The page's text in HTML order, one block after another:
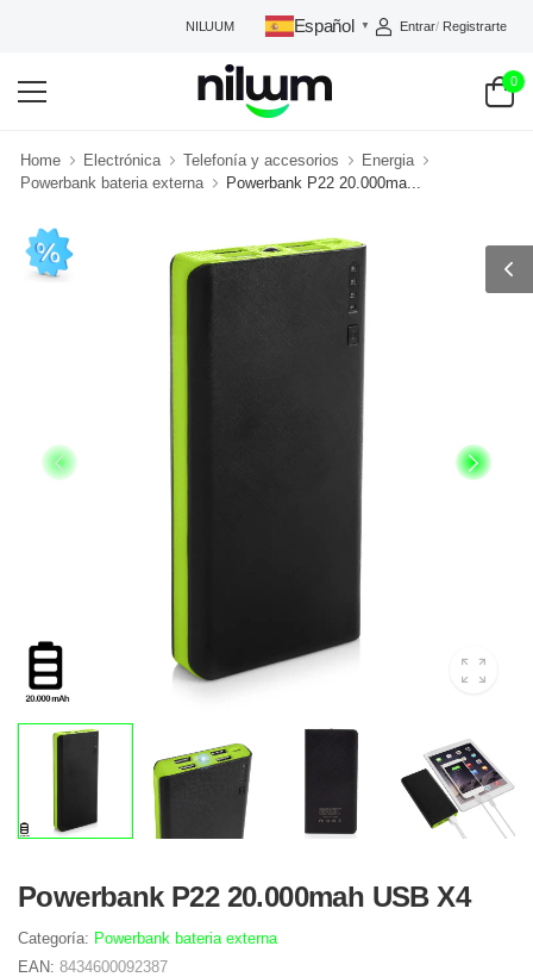
NILUUM: TU TIENDA DE CONFIANZA
Español ▼ Entrar/ Registrarte
0
Home Electrónica Telefonía y accesorios
Energia
Powerbank bateria externa
Powerbank P22 20.000ma...
Powerbank P22 20.000mah USB X4
Categoría: Powerbank bateria externa
EAN: 8434600092387